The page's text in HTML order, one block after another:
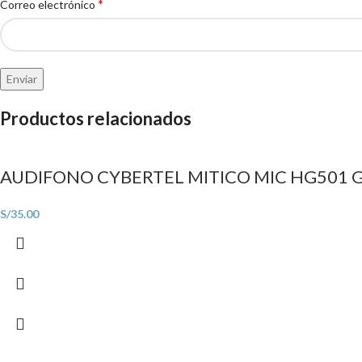
Correo electrónico *
Productos relacionados
AUDIFONO CYBERTEL MITICO MIC HG501
S/35.00